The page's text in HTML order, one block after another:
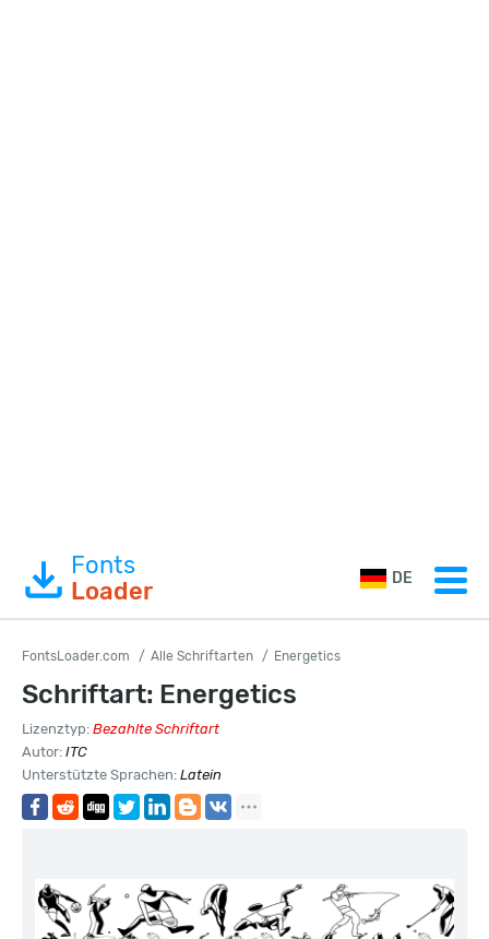
Fonts
Loader
DE
FontsLoader.com Alle Schriftarten Energetics
Schriftart: Energetics
Lizenztyp: Bezahlte Schriftart
Autor: ITC
Unterstützte Sprachen: Latein